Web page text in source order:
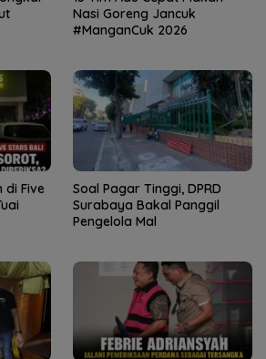
Nasi Goreng Jancuk
#ManganCuk 2026
di Five
Soal Pagar Tinggi, DPRD
Surabaya Bakal Panggil
Pengelola Mal